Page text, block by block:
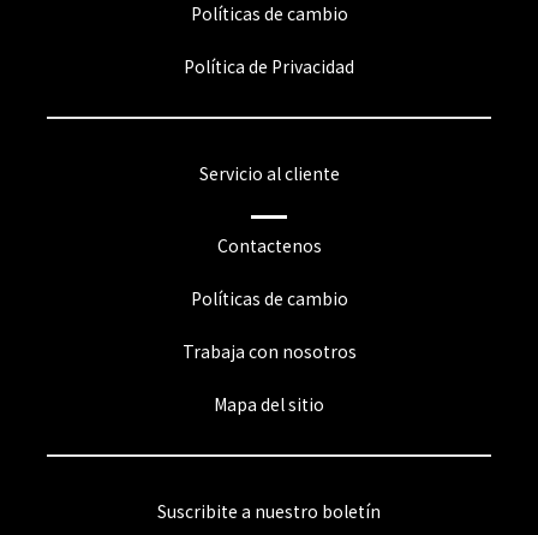
Políticas de cambio
Política de Privacidad
Servicio al cliente
Contactenos
Políticas de cambio
Trabaja con nosotros
Mapa del sitio
Suscribite a nuestro boletín